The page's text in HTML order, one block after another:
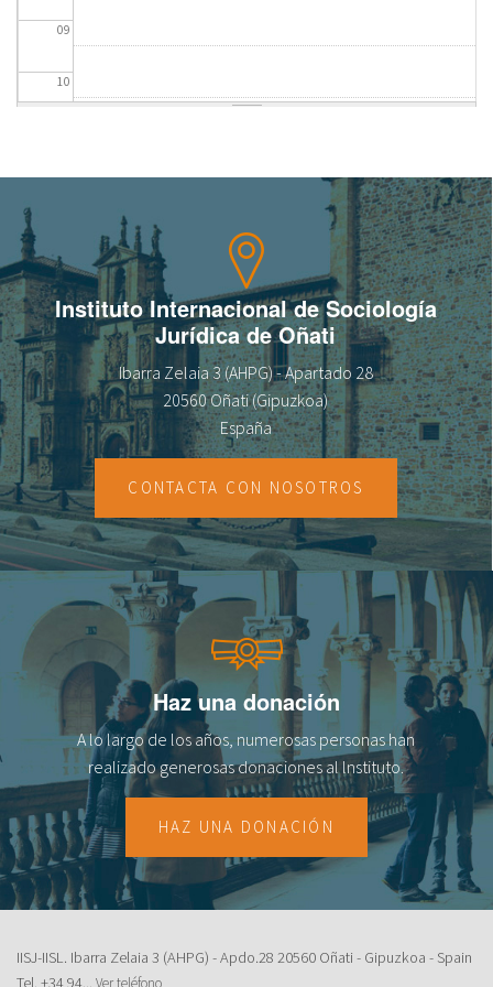
09
10
16
18
19
20
23
Instituto Internacional de Sociología
Jurídica de Oñati
Ibarra Zelaia 3 (AHPG) - Apartado 28
20560 Oñati (Gipuzkoa)
España
CONTACTA CON NOSOTROS
Haz una donación
A lo largo de los años, numerosas personas han
realizado generosas donaciones al lnstituto.
HAZ UNA DONACIÓN
IISJ-IISL. Ibarra Zelaia 3 (AHPG) - Apdo.28 20560 Oñati - Gipuzkoa - Spain
Tel. +34 94... Ver teléfono